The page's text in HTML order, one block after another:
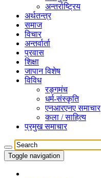
अन्तर्राष्ट्रिय
अर्थतन्त्र
समाज
विचार
अन्तर्वार्ता
प्रवास
शिक्षा
जापान विशेष
विविध
रङ्गमंच
धर्म-संस्कृति
एनआरएनए समाचार
कला / साहित्य
प्रमुख समाचार
Toggle navigation